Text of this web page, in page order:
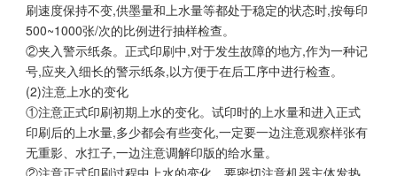
刷速度保持不变,供墨量和上水量等都处于稳定的状态时,按每印
500~1000张/次的比例进行抽样检查。
②夹入警示纸条。正式印刷中,对于发生故障的地方,作为一种记
号,应夹入细长的警示纸条,以方便于在后工序中进行检查。
(2)注意上水的变化
①注意正式印刷初期上水的变化。试印时的上水量和进入正式
印刷后的上水量,多少都会有些变化,一定要一边注意观察样张有
无重影、水扛子,一边注意调解印版的给水量。
②注意正式印刷过程中上水的变化。要密切注意机器主体发热